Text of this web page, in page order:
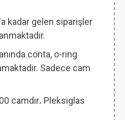
kadar gelen siparişler
conta, o-ring
Sadece cam
camdır. Pleksiglas